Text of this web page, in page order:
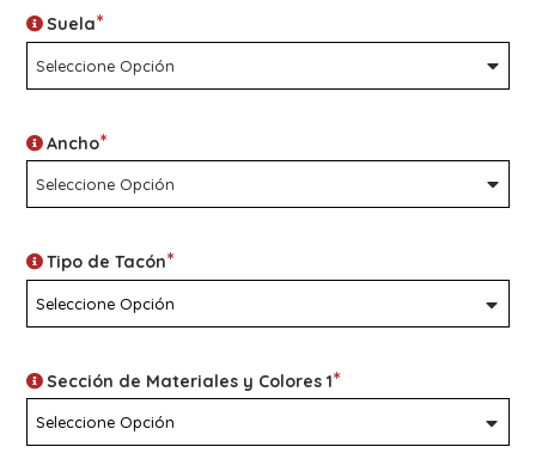
Suela*
Ancho*
Tipo de Tacón*
Sección de Materiales y Colores 1*